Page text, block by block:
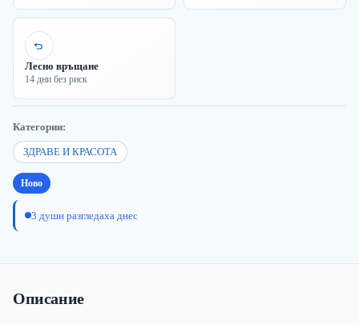
Лесно връщане
14 дни без риск
Категории:
ЗДРАВЕ И КРАСОТА
Ново
3 души разгледаха днес
Описание